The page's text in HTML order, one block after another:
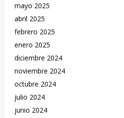
mayo 2025
abril 2025
febrero 2025
enero 2025
diciembre 2024
noviembre 2024
octubre 2024
julio 2024
junio 2024